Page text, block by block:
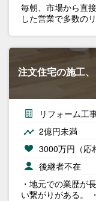
毎朝、市場から直
した営業で多数の
注文住宅の施工
リフォーム工
2億円未満
3000万円（応
後継者不在
・地元での業歴が
い繋がりがある。